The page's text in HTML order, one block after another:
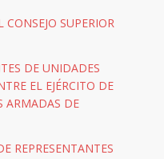
SUPERIOR
DE UNIDADES
EL EJÉRCITO DE
ARMADAS DE
REPRESENTANTES